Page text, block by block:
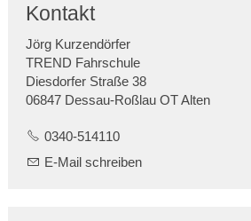
Kontakt
Jörg Kurzendörfer
TREND Fahrschule
Diesdorfer Straße 38
06847 Dessau-Roßlau OT Alten
0340-514110
E-Mail schreiben